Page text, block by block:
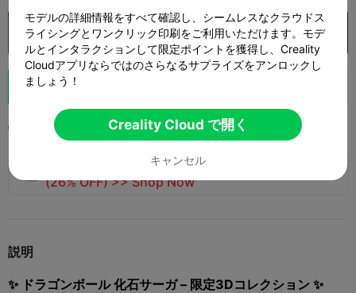
Creality Cloud で開く 
 ブースト
 2025-08-23
🚀 SPARKX i7 Series — Now Only $229
(26% OFF) >> Shop Now
説明
✨ ドラゴンボール 化石サーガ – 限定3Dコレクション ✨
モデルの詳細情報をすべて確認し、シームレスなクラウドス
ライシングとワンクリック印刷をご利用いただけます。モデ
ルとインタラクションして限定ポイントを獲得し、Creality
Cloudアプリならではのさらなるサプライズをアンロックし
ましょう！
Creality Cloud で開く
キャンセル